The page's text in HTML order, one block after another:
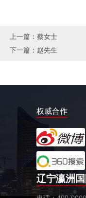
上一篇： 蔡女士
下一篇： 赵先生
权威合作
辽宁瀛洲